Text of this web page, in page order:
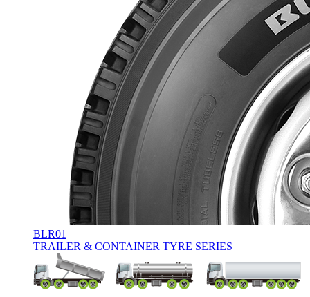
BLR01
TRAILER & CONTAINER TYRE SERIES